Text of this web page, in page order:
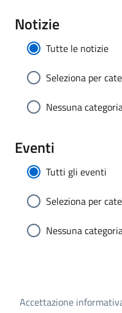
Notizie
Tutte le notizie
Seleziona per
Nessuna
Eventi
Tutti gli eventi
Seleziona per
Nessuna
Accettazione